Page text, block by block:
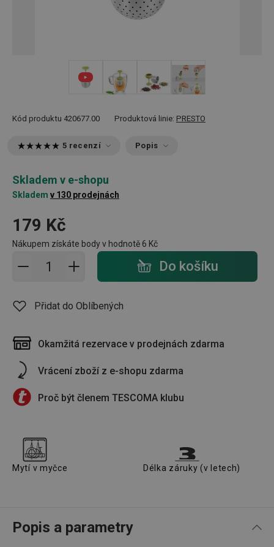
Kód produktu 420677.00 Produktová linie: PRESTO
5 recenzí Popis
Skladem v e-shopu
Skladem v 130 prodejnách
179 Kč
Nákupem získáte body v hodnotě6 Kč
Přidat do košíku - počet Do košíku
Přidat do Oblíbených
Okamžitá rezervace v prodejnách zdarma
Vrácení zboží z e-shopu zdarma
Proč být členem TESCOMA klubu
Mytí v myčce Délka záruky (v letech)
Popis a parametry